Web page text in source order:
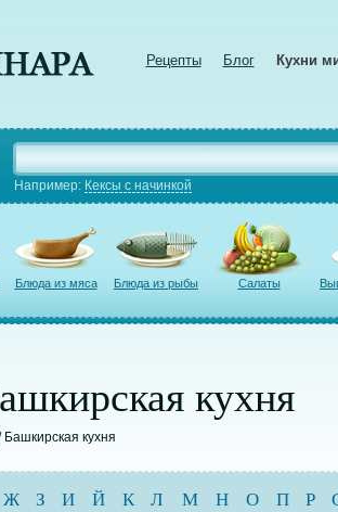
Рецепты Блог Кухни
Например: Кексы с начинкой
Блюда из мяса Блюда из рыбы Салаты
кухня
Башкирская кухня
Ж З И Й К Л М Н О П Р